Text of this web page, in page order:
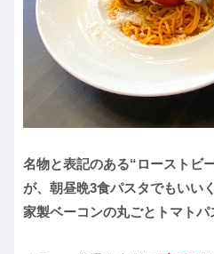
名物と表記のある“ローストビ
が、朝昼晩3食パスタでもいい
家製ベーコンの丸ごとトマトパ